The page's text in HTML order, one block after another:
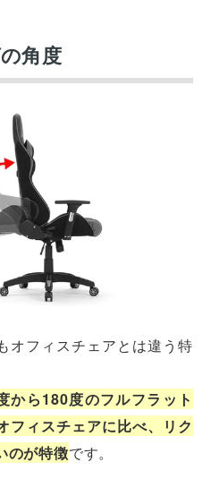
角度
オフィスチェアとは違う特
から180度のフルフラット
フィスチェアに比べ、リク
のが特徴です。